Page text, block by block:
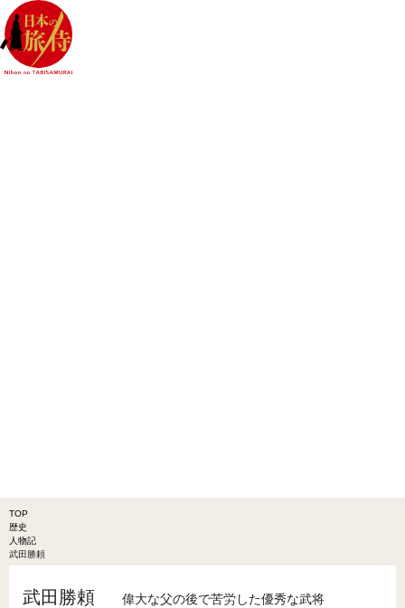
TOP
歴史
人物記
武田勝頼
武田勝頼 偉大な父の後で苦労した優秀な武将